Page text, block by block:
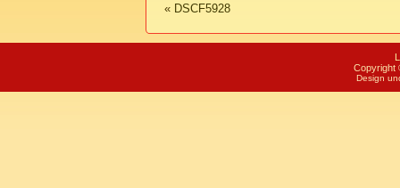
« DSCF5928
Copyright
Design